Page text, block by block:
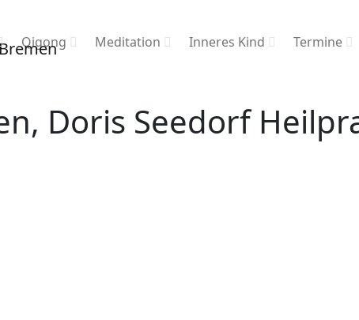
Qigong Meditation Inneres Kind Termine
Doris Seedorf